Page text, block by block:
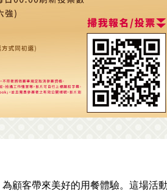
顧客帶來美好的用餐體驗。這場活